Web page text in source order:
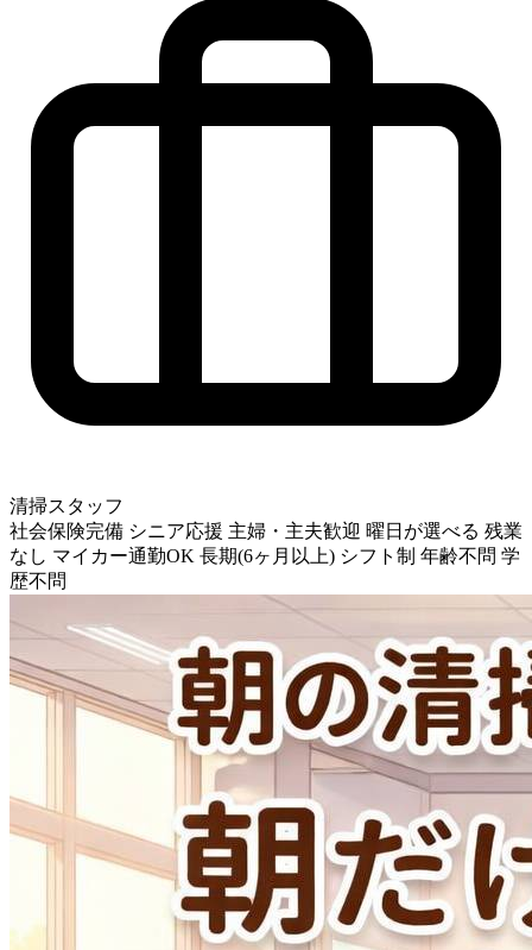
清掃スタッフ
社会保険完備 シニア応援 主婦・主夫歓迎 曜日が選べる 残業
なし マイカー通勤OK 長期(6ヶ月以上) シフト制 年齢不問 学
歴不問